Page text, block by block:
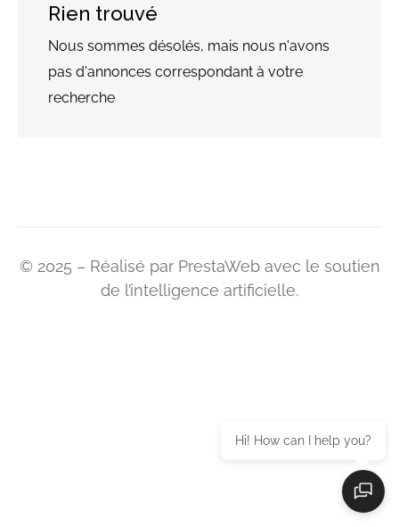
Rien trouvé
Nous sommes désolés, mais nous n'avons
pas d'annonces correspondant à votre
recherche
© 2025 – Réalisé par PrestaWeb avec le soutien
de l’intelligence artificielle.
Hi! How can I help you?